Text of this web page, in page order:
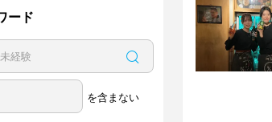
ード
を含まない